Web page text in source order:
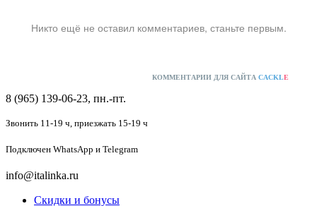
Никто ещё не оставил комментариев, станьте первым.
КОММЕНТАРИИ ДЛЯ САЙТА CACKLE
8 (965) 139-06-23, пн.-пт.
Звонить 11-19 ч, приезжать 15-19 ч
Подключен WhatsApp и Telegram
info@italinka.ru
Скидки и бонусы